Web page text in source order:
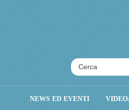
NEWS ED EVENTI